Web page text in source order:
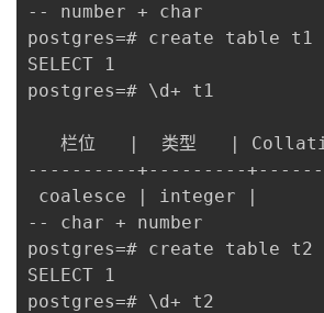
-- number + char
postgres=# create table
SELECT 1
postgres=# \d+ t1
栏位   |  类型   |
----------+---------
coalesce | integer
-- char + number
postgres=# create table
SELECT 1
postgres=# \d+ t2